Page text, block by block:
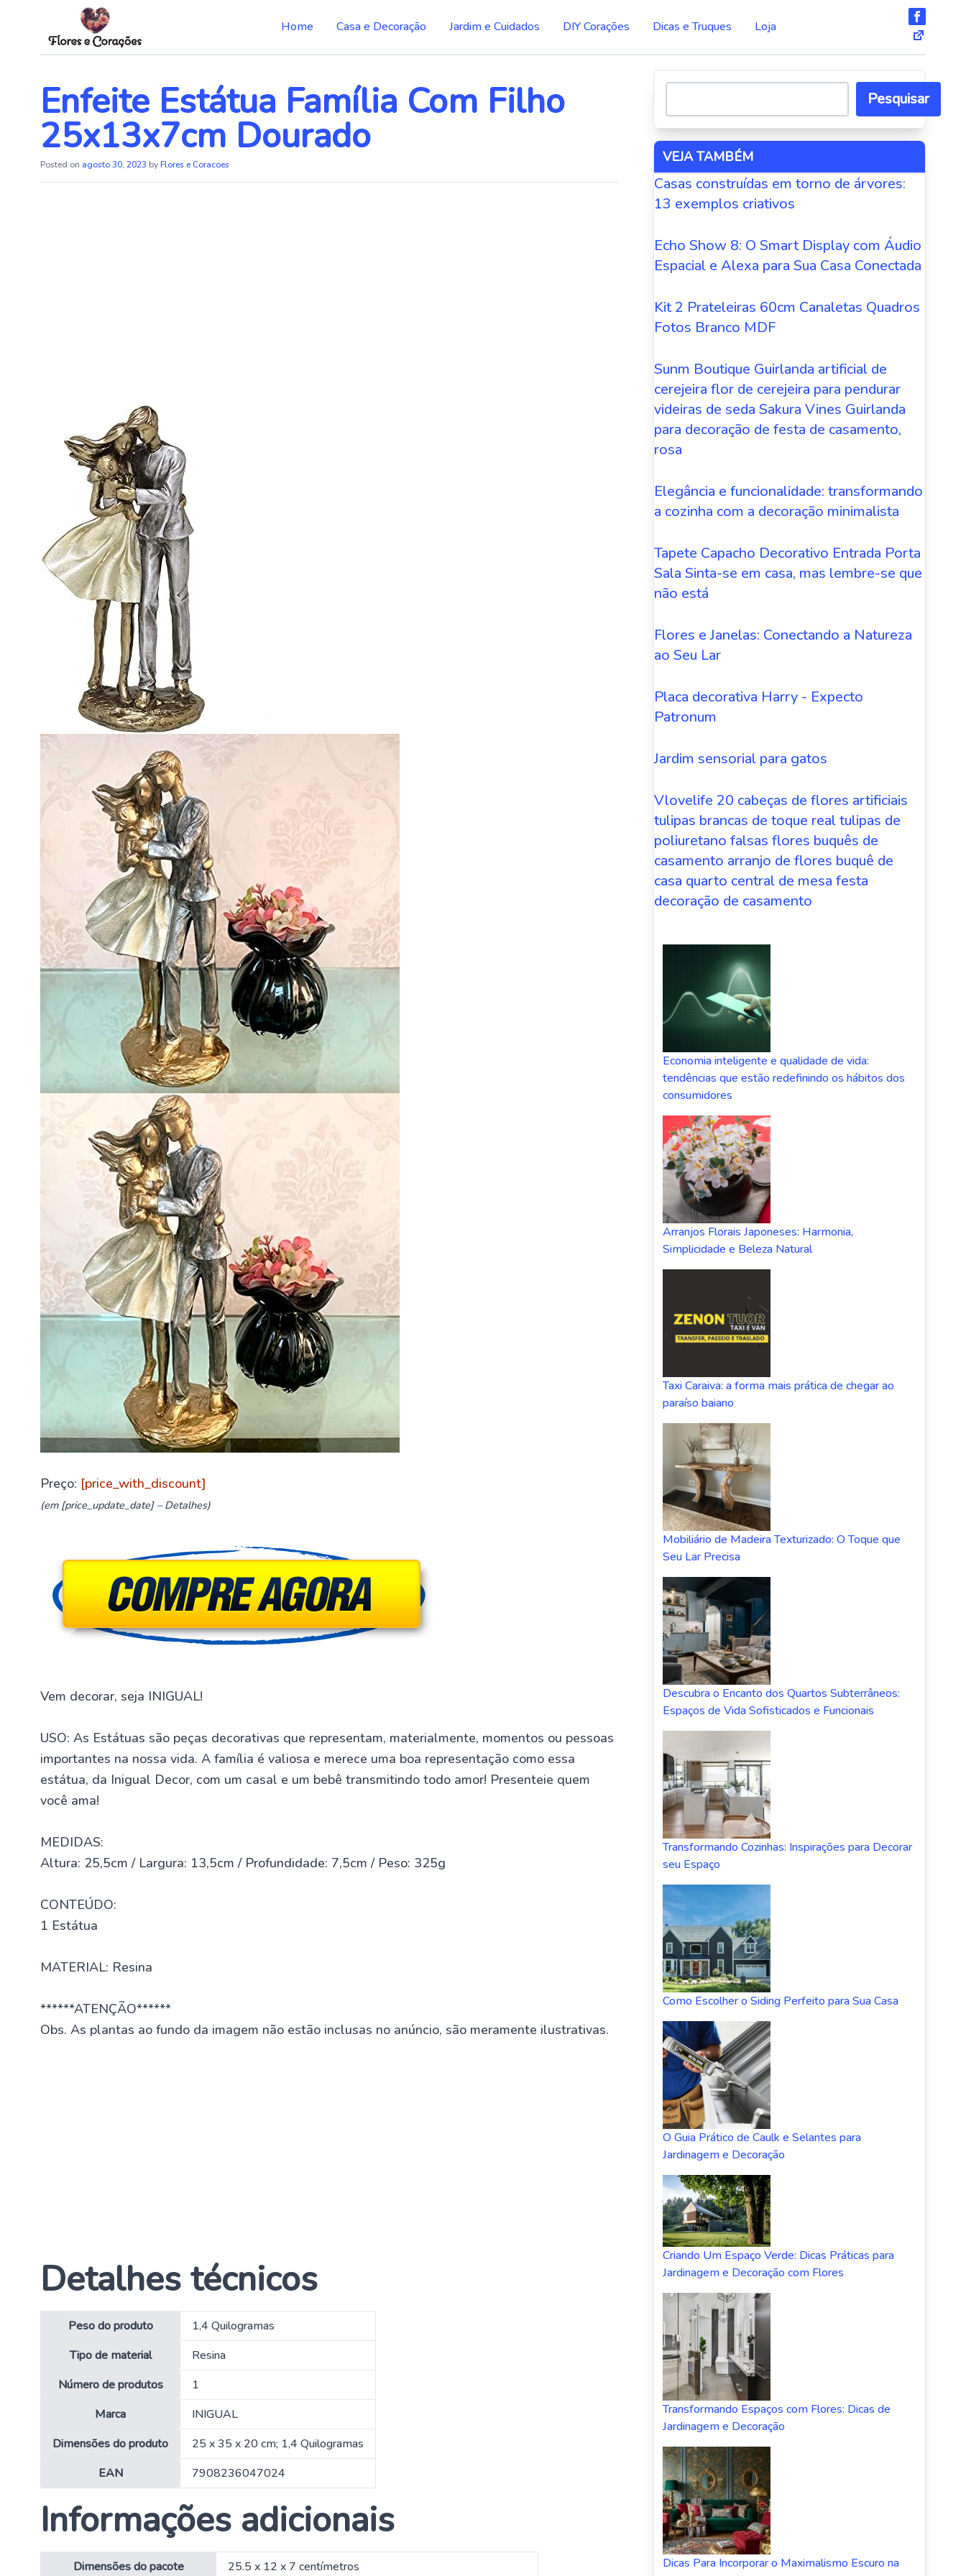
Skip
to
content
Home Casa e Decoração Jardim e Cuidados DIY Corações Dicas e Truques Loja
Enfeite Estátua Família Com Filho
25x13x7cm Dourado
Posted on agosto 30, 2023 byFlores e Coracoes
Preço: [price_with_discount]
(em [price_update_date] – Detalhes)
Vem decorar, seja INIGUAL!
USO: As Estátuas são peças decorativas que representam, materialmente, momentos ou pessoas
importantes na nossa vida. A família é valiosa e merece uma boa representação como essa
estátua, da Inigual Decor, com um casal e um bebê transmitindo todo amor! Presenteie quem
você ama!
MEDIDAS:
Altura: 25,5cm / Largura: 13,5cm / Profundidade: 7,5cm / Peso: 325g
CONTEÚDO:
1 Estátua
MATERIAL: Resina
******ATENÇÃO******
Obs. As plantas ao fundo da imagem não estão inclusas no anúncio, são meramente ilustrativas.
Detalhes técnicos
Peso do produto
‎1,4 Quilogramas
Tipo de material
‎Resina
Número de produtos
‎1
Marca
‎INIGUAL
Dimensões do produto
‎25 x 35 x 20 cm; 1,4 Quilogramas
EAN
‎7908236047024
Informações adicionais
Dimensões do pacote 25.5 x 12 x 7 centímetros
Pesquisar
VEJA TAMBÉM
Casas construídas em torno de árvores:
13 exemplos criativos
Echo Show 8: O Smart Display com Áudio
Espacial e Alexa para Sua Casa Conectada
Kit 2 Prateleiras 60cm Canaletas Quadros
Fotos Branco MDF
Sunm Boutique Guirlanda artificial de
cerejeira flor de cerejeira para pendurar
videiras de seda Sakura Vines Guirlanda
para decoração de festa de casamento,
rosa
Elegância e funcionalidade: transformando
a cozinha com a decoração minimalista
Tapete Capacho Decorativo Entrada Porta
Sala Sinta-se em casa, mas lembre-se que
não está
Flores e Janelas: Conectando a Natureza
ao Seu Lar
Placa decorativa Harry - Expecto
Patronum
Jardim sensorial para gatos
Vlovelife 20 cabeças de flores artificiais
tulipas brancas de toque real tulipas de
poliuretano falsas flores buquês de
casamento arranjo de flores buquê de
casa quarto central de mesa festa
decoração de casamento
Economia inteligente e qualidade de vida:
tendências que estão redefinindo os hábitos dos
consumidores
Arranjos Florais Japoneses: Harmonia,
Simplicidade e Beleza Natural
Taxi Caraiva: a forma mais prática de chegar ao
paraíso baiano
Mobiliário de Madeira Texturizado: O Toque que
Seu Lar Precisa
Descubra o Encanto dos Quartos Subterrâneos:
Espaços de Vida Sofisticados e Funcionais
Transformando Cozinhas: Inspirações para Decorar
seu Espaço
Como Escolher o Siding Perfeito para Sua Casa
O Guia Prático de Caulk e Selantes para
Jardinagem e Decoração
Criando Um Espaço Verde: Dicas Práticas para
Jardinagem e Decoração com Flores
Transformando Espaços com Flores: Dicas de
Jardinagem e Decoração
Dicas Para Incorporar o Maximalismo Escuro na